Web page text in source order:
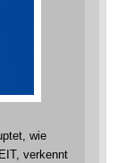
wie
verkennt